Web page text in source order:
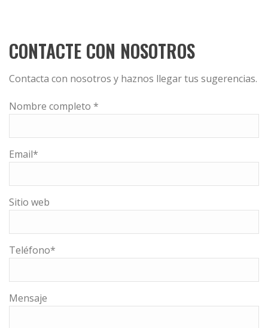
CONTACTE CON NOSOTROS
Contacta con nosotros y haznos llegar tus sugerencias.
Nombre completo *
Email*
Sitio web
Teléfono*
Mensaje